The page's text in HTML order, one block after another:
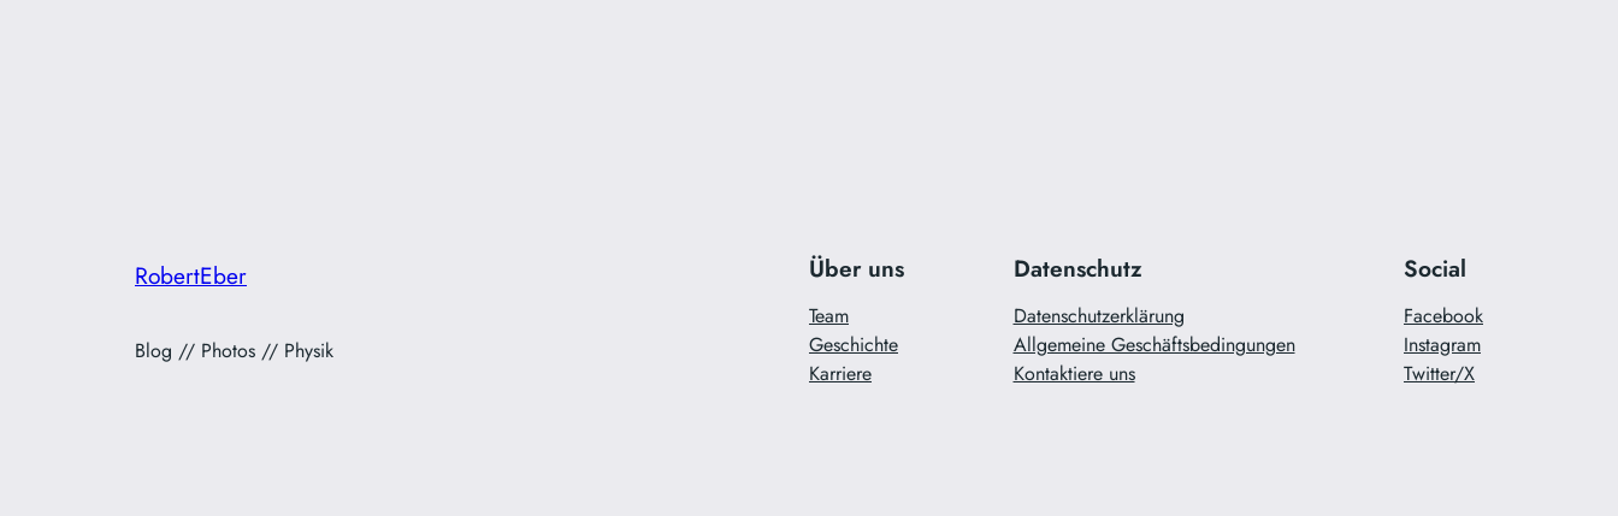
RobertEber
Blog // Photos // Physik
Über uns
Team
Geschichte
Karriere
Datenschutz
Datenschutzerklärung
Allgemeine Geschäftsbedingungen
Kontaktiere uns
Social
Facebook
Instagram
Twitter/X